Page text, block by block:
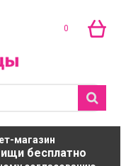
0
магазин
бесплатно